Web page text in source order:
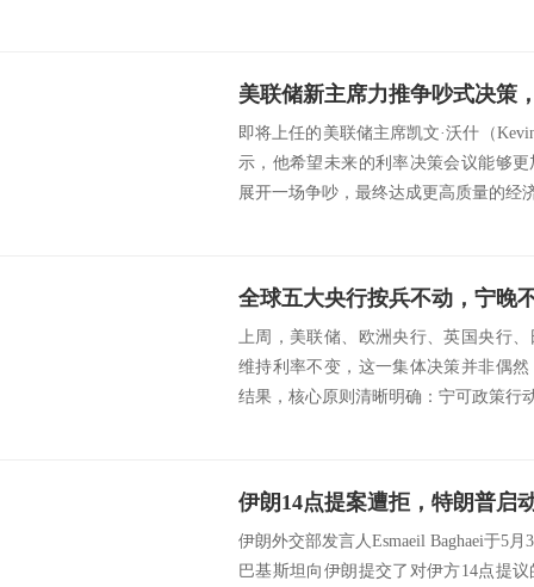
美联储新主席力推争吵式决策
即将上任的美联储主席凯文·沃什（
示，他希望未来的利率决策会议能够
展开一场争吵，最终达成更高质量的经
全球五大央行按兵不动，宁晚
上周，美联储、欧洲央行、英国央行
维持利率不变，这一集体决策并非偶
结果，核心原则清晰明确：宁可政策行
伊朗14点提案遭拒，特朗普启
伊朗外交部发言人Esmaeil Baghaei于5
巴基斯坦向伊朗提交了对伊方14点提